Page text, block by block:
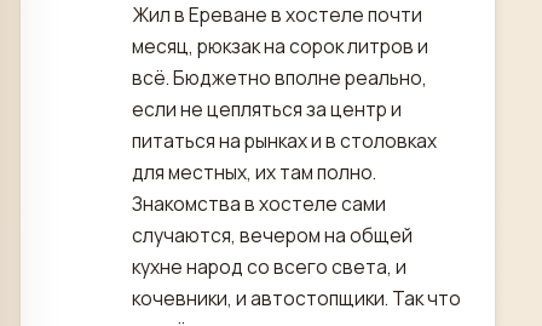
Жил в Ереване в хостеле почти
месяц, рюкзак на сорок литров и
всё. Бюджетно вполне реально,
если не цепляться за центр и
питаться на рынках и в столовках
для местных, их там полно.
Знакомства в хостеле сами
случаются, вечером на общей
кухне народ со всего света, и
кочевники, и автостопщики. Так что